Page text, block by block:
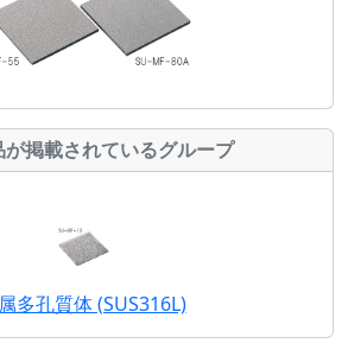
が掲載されているグループ
多孔質体 (SUS316L)